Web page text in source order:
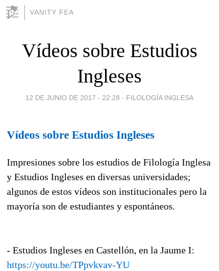
VANITY FEA
Vídeos sobre Estudios
Ingleses
12 DE JUNIO DE 2017 - 22:28 - FILOLOGÍA INGLESA
Vídeos sobre Estudios Ingleses
Impresiones sobre los estudios de Filología Inglesa
y Estudios Ingleses en diversas universidades;
algunos de estos vídeos son institucionales pero la
mayoría son de estudiantes y espontáneos.
- Estudios Ingleses en Castellón, en la Jaume I:
https://youtu.be/TPpvkvav-YU